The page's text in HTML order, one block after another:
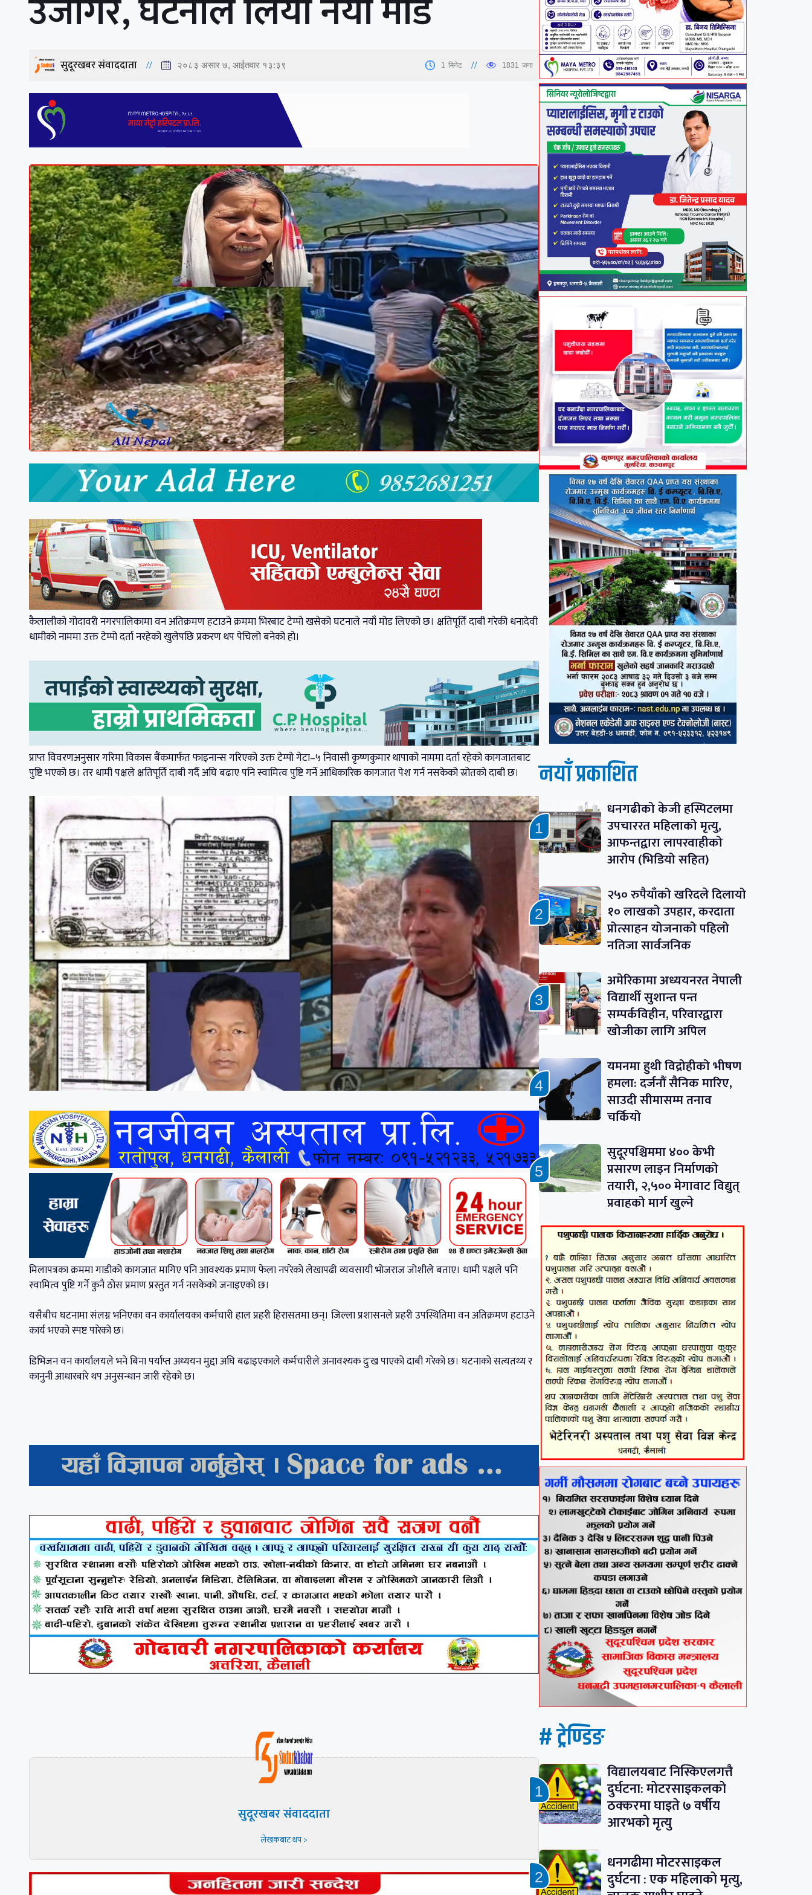
उजागर, घटनाले लियो नयाँ मोड
सुदूरखबर संवाददाता २०८३ असार ७, आईतवार १३:३९ 1 मिनेट 1831 जना
कैलालीको गोदावरी नगरपालिकामा वन अतिक्रमण हटाउने क्रममा भिरबाट टेम्पो खसेको घटनाले नयाँ मोड लिएको छ। क्षतिपूर्ति दाबी गरेकी धनादेवी
धामीको नाममा उक्त टेम्पो दर्ता नरहेको खुलेपछि प्रकरण थप पेचिलो बनेको हो।
प्राप्त विवरणअनुसार गरिमा विकास बैंकमार्फत फाइनान्स गरिएको उक्त टेम्पो गेटा–५ निवासी कृष्णकुमार थापाको नाममा दर्ता रहेको कागजातबाट
पुष्टि भएको छ। तर धामी पक्षले क्षतिपूर्ति दाबी गर्दै अघि बढाए पनि स्वामित्व पुष्टि गर्ने आधिकारिक कागजात पेश गर्न नसकेको स्रोतको दाबी छ।
मिलापत्रका क्रममा गाडीको कागजात मागिए पनि आवश्यक प्रमाण फेला नपरेको लेखापढी व्यवसायी भोजराज जोशीले बताए। धामी पक्षले पनि
स्वामित्व पुष्टि गर्ने कुनै ठोस प्रमाण प्रस्तुत गर्न नसकेको जनाइएको छ।
यसैबीच घटनामा संलग्न भनिएका वन कार्यालयका कर्मचारी हाल प्रहरी हिरासतमा छन्। जिल्ला प्रशासनले प्रहरी उपस्थितिमा वन अतिक्रमण हटाउने
कार्य भएको स्पष्ट पारेको छ।
डिभिजन वन कार्यालयले भने बिना पर्याप्त अध्ययन मुद्दा अघि बढाइएकाले कर्मचारीले अनावश्यक दुःख पाएको दाबी गरेको छ। घटनाको सत्यतथ्य र
कानुनी आधारबारे थप अनुसन्धान जारी रहेको छ।
सुदूरखबर संवाददाता
लेखकबाट थप >
नयाँ प्रकाशित
धनगढीको केजी हस्पिटलमा
उपचाररत महिलाको मृत्यु,
आफन्तद्वारा लापरवाहीको
आरोप (भिडियो सहित)
२५० रुपैयाँको खरिदले दिलायो
१० लाखको उपहार, करदाता
प्रोत्साहन योजनाको पहिलो
नतिजा सार्वजनिक
अमेरिकामा अध्ययनरत नेपाली
विद्यार्थी सुशान्त पन्त
सम्पर्कविहीन, परिवारद्वारा
खोजीका लागि अपिल
यमनमा हुथी विद्रोहीको भीषण
हमला: दर्जनौं सैनिक मारिए,
साउदी सीमासम्म तनाव
चर्कियो
सुदूरपश्चिममा ४०० केभी
प्रसारण लाइन निर्माणको
तयारी, २,५०० मेगावाट विद्युत्
प्रवाहको मार्ग खुल्ने
# ट्रेण्डिङ
विद्यालयबाट निस्किएलगत्तै
दुर्घटना: मोटरसाइकलको
ठक्करमा घाइते ७ वर्षीय
आरभको मृत्यु
धनगढीमा मोटरसाइकल
दुर्घटना : एक महिलाको मृत्यु,